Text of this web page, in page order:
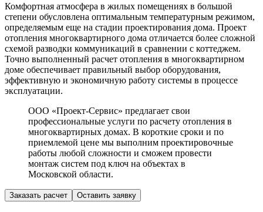
Комфортная атмосфера в жилых помещениях в большой
степени обусловлена оптимальным температурным режимом,
определяемым еще на стадии проектирования дома. Проект
отопления многоквартирного дома отличается более сложной
схемой разводки коммуникаций в сравнении с коттеджем.
Точно выполненный расчет отопления в многоквартирном
доме обеспечивает правильный выбор оборудования,
эффективную и экономичную работу системы в процессе
эксплуатации.
ООО «Проект-Сервис» предлагает свои
профессиональные услуги по расчету отопления в
многоквартирных домах. В короткие сроки и по
приемлемой цене мы выполним проектировочные
работы любой сложности и сможем провести
монтаж систем под ключ на объектах в
Московской области.
Заказать расчет Оставить заявку